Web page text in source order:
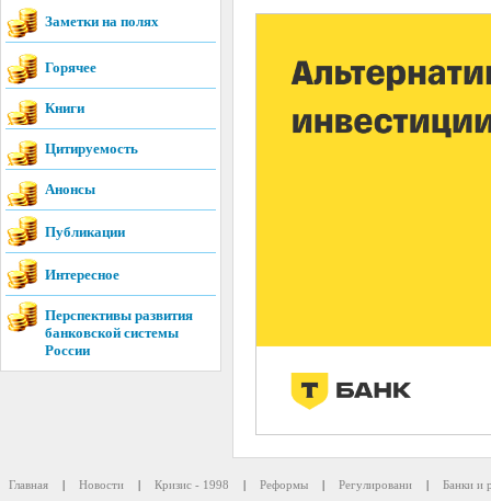
Заметки на полях
Горячее
Книги
Цитируемость
Анонсы
Публикации
Интересное
Перспективы развития
банковской системы
России
Главная | Новости | Кризис - 1998 | Реформы | Регулировани | Банки и